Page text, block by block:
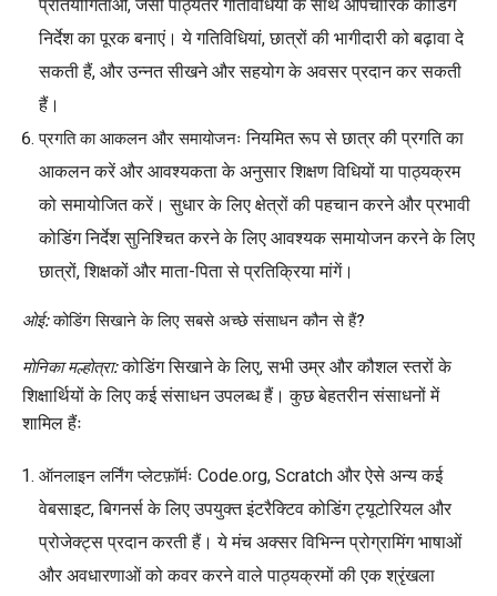
प्रतियोगिताओं, जैसी पाठ्येतर गतिविधियों के साथ औपचारिक कोडिंग
निर्देश का पूरक बनाएं। ये गतिविधियां, छात्रों की भागीदारी को बढ़ावा दे
सकती हैं, और उन्नत सीखने और सहयोग के अवसर प्रदान कर सकती
हैं।
प्रगति का आकलन और समायोजनः नियमित रूप से छात्र की प्रगति का
आकलन करें और आवश्यकता के अनुसार शिक्षण विधियों या पाठ्यक्रम
को समायोजित करें। सुधार के लिए क्षेत्रों की पहचान करने और प्रभावी
कोडिंग निर्देश सुनिश्चित करने के लिए आवश्यक समायोजन करने के लिए
छात्रों, शिक्षकों और माता-पिता से प्रतिक्रिया मांगें।
ओई:कोडिंग सिखाने के लिए सबसे अच्छे संसाधन कौन से हैं?
मोनिका मल्होत्रा:कोडिंग सिखाने के लिए, सभी उम्र और कौशल स्तरों के
शिक्षार्थियों के लिए कई संसाधन उपलब्ध हैं। कुछ बेहतरीन संसाधनों में
शामिल हैंः
ऑनलाइन लर्निंग प्लेटफ़ॉर्मः Code.org, Scratch और ऐसे अन्य कई
वेबसाइट, बिगनर्स के लिए उपयुक्त इंटरैक्टिव कोडिंग ट्यूटोरियल और
प्रोजेक्ट्स प्रदान करती हैं। ये मंच अक्सर विभिन्न प्रोग्रामिंग भाषाओं
और अवधारणाओं को कवर करने वाले पाठ्यक्रमों की एक श्रृंखला